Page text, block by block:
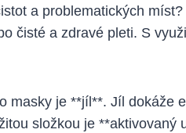
a problematických
čisté a zdravé pleti. S
masky je **jíl**. Jíl dokáže
složkou je **aktivovaný